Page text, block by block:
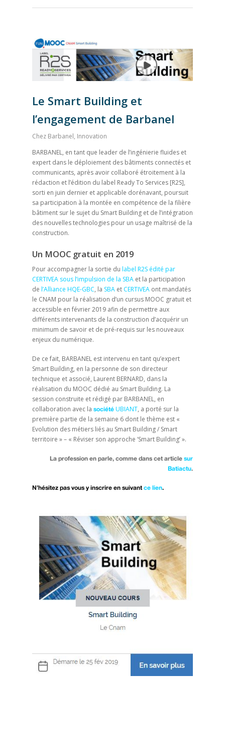
Le Smart Building et
l’engagement de Barbanel
Chez Barbanel, Innovation
BARBANEL, en tant que leader de l’ingénierie fluides et
expert dans le déploiement des bâtiments connectés et
communicants, après avoir collaboré étroitement à la
rédaction et l’édition du label Ready To Services [R2S],
sorti en juin dernier et applicable dorénavant, poursuit
sa participation à la montée en compétence de la filière
bâtiment sur le sujet du Smart Building et de l’intégration
des nouvelles technologies pour un usage maîtrisé de la
construction.
Un MOOC gratuit en 2019
Pour accompagner la sortie du label R2S édité par
CERTIVEA sous l’impulsion de la SBA et la participation
de l’Alliance HQE-GBC, la SBA et CERTIVEA ont mandatés
le CNAM pour la réalisation d’un cursus MOOC gratuit et
accessible en février 2019 afin de permettre aux
différents intervenants de la construction d’acquérir un
minimum de savoir et de pré-requis sur les nouveaux
enjeux du numérique.
De ce fait, BARBANEL est intervenu en tant qu’expert
Smart Building, en la personne de son directeur
technique et associé, Laurent BERNARD, dans la
réalisation du MOOC dédié au Smart Building. La
session construite et rédigé par BARBANEL, en
collaboration avec la société UBIANT, a porté sur la
première partie de la semaine 6 dont le thème est «
Evolution des métiers liés au Smart Building / Smart
territoire » – « Réviser son approche ‘Smart Building’ ».
La profession en parle, comme dans cet article sur
Batiactu.
N’hésitez pas vous y inscrire en suivant ce lien.